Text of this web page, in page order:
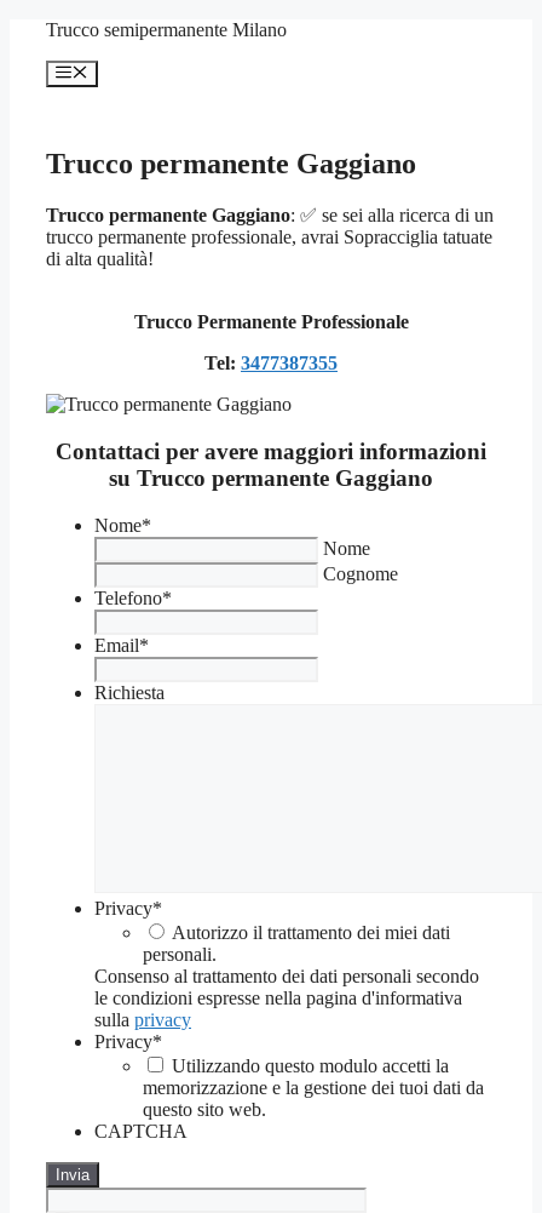
contenuto
Trucco semipermanente Milano
Trucco permanente Gaggiano
Trucco permanente Gaggiano: ✅ se sei alla ricerca di un
trucco permanente professionale, avrai Sopracciglia tatuate
di alta qualità!
Trucco Permanente Professionale
Tel: 3477387355
Contattaci per avere maggiori informazioni
su Trucco permanente Gaggiano
Nome*
Nome
Cognome
Telefono*
Email*
Richiesta
Privacy*
Autorizzo il trattamento dei miei dati
personali.
Consenso al trattamento dei dati personali secondo
le condizioni espresse nella pagina d'informativa
sulla privacy
Privacy*
Utilizzando questo modulo accetti la
memorizzazione e la gestione dei tuoi dati da
questo sito web.
CAPTCHA